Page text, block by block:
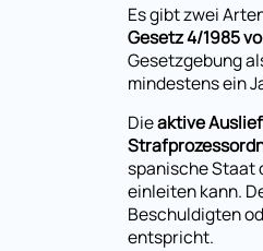
Es gibt zwei
Gesetz 4/1985
Gesetzgebung
mindestens ein
Dieaktive
spanische Staat
einleiten kann.
Beschuldigten
entspricht.